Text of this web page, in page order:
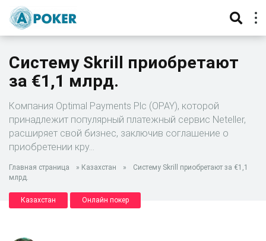
Систему Skrill приобретают
за €1,1 млрд.
Компания Optimal Payments Plc (OPAY), которой
принадлежит популярный платежный сервис Neteller,
расширяет свой бизнес, заключив соглашение о
приобретении кру…
Главная страница » Казахстан »
Систему Skrill приобретают за €1,1
млрд.
Казахстан Онлайн покер